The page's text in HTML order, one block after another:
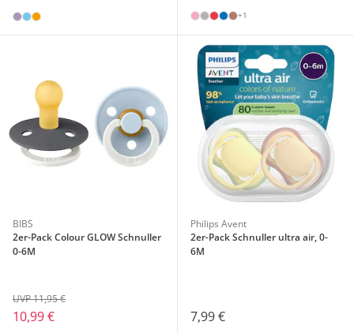
+1
BIBS
2er-Pack Colour GLOW Schnuller
0-6M
10,99 €
UVP 11,95 €
Philips Avent
2er-Pack Schnuller ultra air, 0-
6M
7,99 €